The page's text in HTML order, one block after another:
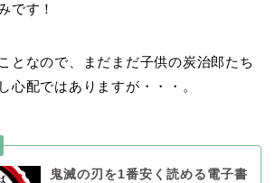
です！
となので、まだまだ子供の炭治郎たち
心配ではありますが・・・。
鬼滅の刃を1番安く読める電子書